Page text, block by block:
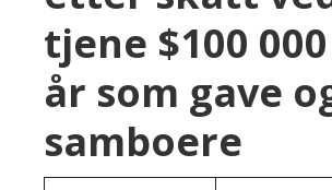
tjene $100
år som gave
samboere